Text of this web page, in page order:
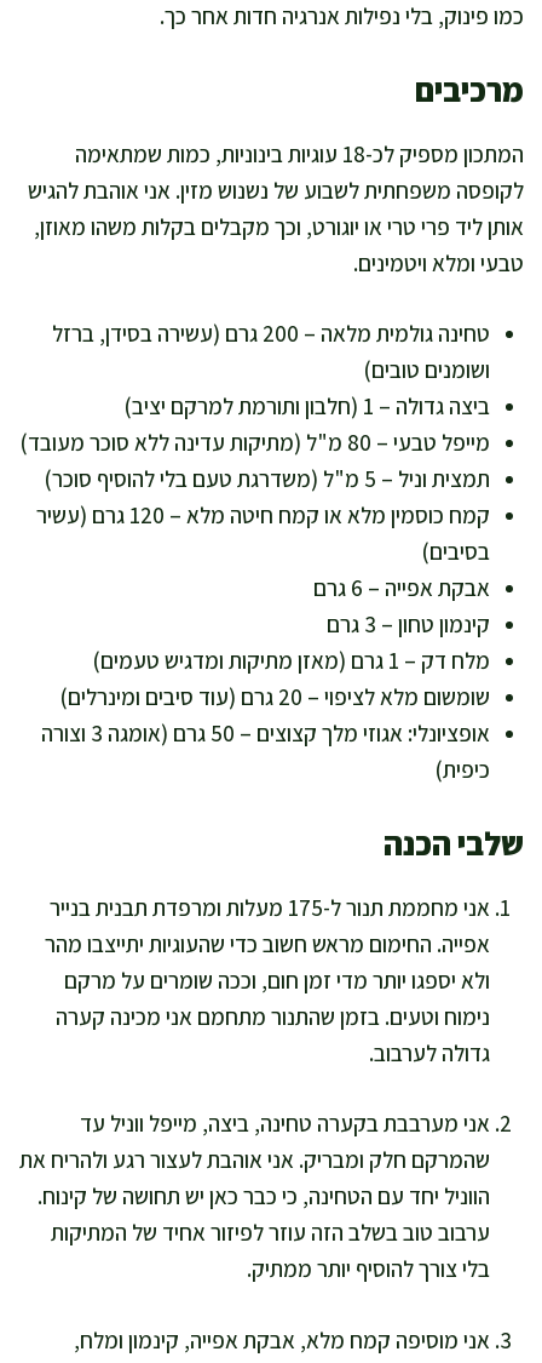
כמו פינוק, בלי נפילות אנרגיה חדות אחר כך.
מרכיבים
המתכון מספיק לכ-18 עוגיות בינוניות, כמות שמתאימה
לקופסה משפחתית לשבוע של נשנוש מזין. אני אוהבת להגיש
אותן ליד פרי טרי או יוגורט, וכך מקבלים בקלות משהו מאוזן,
טבעי ומלא ויטמינים.
טחינה גולמית מלאה – 200 גרם (עשירה בסידן, ברזל
ושומנים טובים)
ביצה גדולה – 1 (חלבון ותורמת למרקם יציב)
מייפל טבעי – 80 מ"ל (מתיקות עדינה ללא סוכר מעובד)
תמצית וניל – 5 מ"ל (משדרגת טעם בלי להוסיף סוכר)
קמח כוסמין מלא או קמח חיטה מלא – 120 גרם (עשיר
בסיבים)
אבקת אפייה – 6 גרם
קינמון טחון – 3 גרם
מלח דק – 1 גרם (מאזן מתיקות ומדגיש טעמים)
שומשום מלא לציפוי – 20 גרם (עוד סיבים ומינרלים)
אופציונלי: אגוזי מלך קצוצים – 50 גרם (אומגה 3 וצורה
כיפית)
שלבי הכנה
אני מחממת תנור ל-175 מעלות ומרפדת תבנית בנייר
אפייה. החימום מראש חשוב כדי שהעוגיות יתייצבו מהר
ולא יספגו יותר מדי זמן חום, וככה שומרים על מרקם
נימוח וטעים. בזמן שהתנור מתחמם אני מכינה קערה
גדולה לערבוב.
אני מערבבת בקערה טחינה, ביצה, מייפל ווניל עד
שהמרקם חלק ומבריק. אני אוהבת לעצור רגע ולהריח את
הווניל יחד עם הטחינה, כי כבר כאן יש תחושה של קינוח.
ערבוב טוב בשלב הזה עוזר לפיזור אחיד של המתיקות
בלי צורך להוסיף יותר ממתיק.
אני מוסיפה קמח מלא, אבקת אפייה, קינמון ומלח,